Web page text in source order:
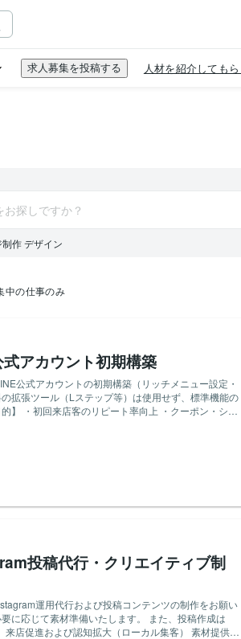
作 デザイン
中の仕事のみ
アカウント初期構築
公式アカウントの初期構築（リッチメニュー設定・
拡張ツール（Lステップ等）は使用せず、標準機能の
のテキスト作成・設定 ・デジタルショップカード・
の初期設定完了 ・リッチメニュー画像および編集用
投稿代行・クリエイティブ制
運用代行および投稿コンテンツの制作をお願い
に応じて素材準備いたします。 また、投稿作成は